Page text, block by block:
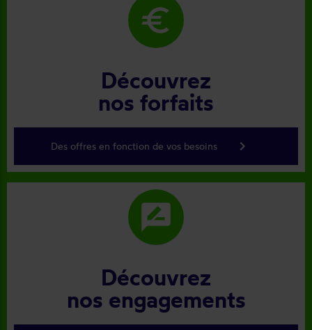
euro
Découvrez
nos forfaits
Des offres en fonction de vos besoins keyboard_arrow_right
rate_review
Découvrez
nos engagements